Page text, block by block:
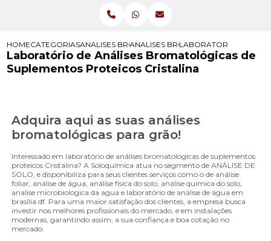
HOMECATEGORIASANALISES BROMATOLOGICAS
ANALISES BROMATOLOGICAS PARA
LABORATORIO DE
Laboratório de Análises Bromatológicas de
Suplementos Proteicos Cristalina
Adquira aqui as suas análises
bromatológicas para grão!
Interessado em laboratório de análises bromatológicas de suplementos
proteicos Cristalina? A Soloquímica atua no segmento de ANÁLISE DE
SOLO, e disponibiliza para seus clientes serviços como o de análise
foliar, análise de água, análise física do solo, análise química do solo,
analise microbiologica da agua e laboratório de análise de água em
brasília df. Para uma maior satisfação dos clientes, a empresa busca
investir nos melhores profissionais do mercado, e em instalações
modernas, garantindo assim, a sua confiança e boa cotação no
mercado.